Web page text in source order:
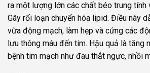
ra một lượng lớn các chất béo trung tính
Gây rối loạn chuyển hóa lipid. Điều này
vữa động mạch, làm hẹp và cứng các
lưu thông máu đến tim. Hậu quả là tăng
bệnh tim mạch như đau thắt ngực, nhồi